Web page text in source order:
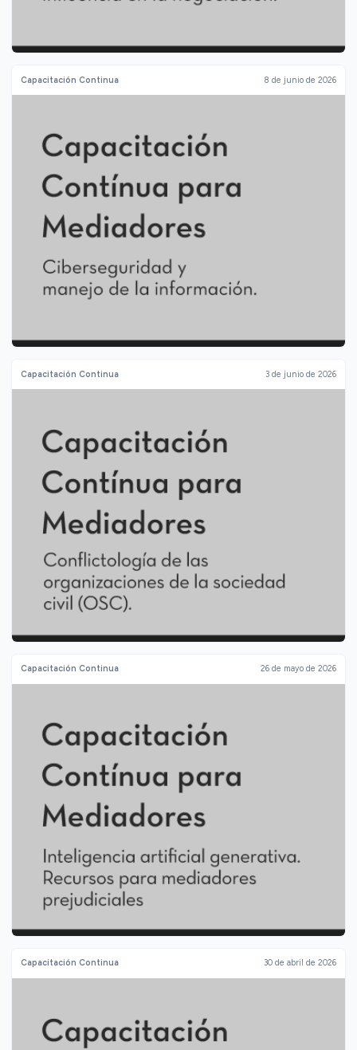
Capacitación Continua 8 de junio de 2026
Capacitación Continua 3 de junio de 2026
Capacitación Continua 26 de mayo de 2026
Capacitación Continua 30 de abril de 2026